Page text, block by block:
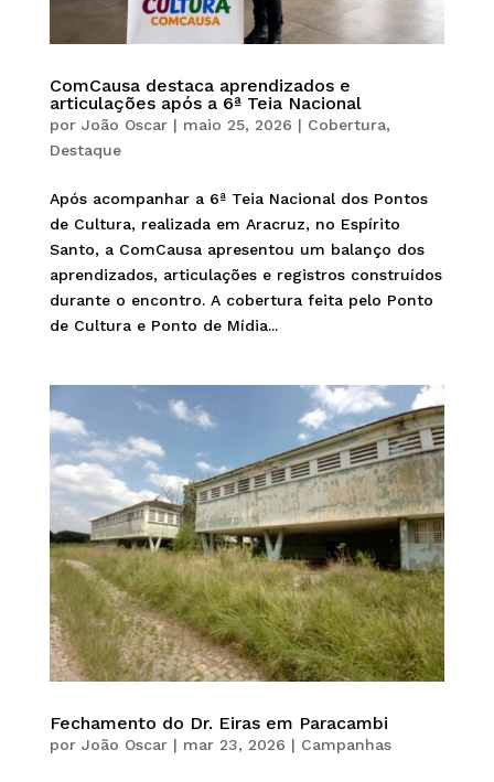
ComCausa destaca aprendizados e
articulações após a 6ª Teia Nacional
por João Oscar| maio 25, 2026 | Cobertura,
Destaque
Após acompanhar a 6ª Teia Nacional dos Pontos
de Cultura, realizada em Aracruz, no Espírito
Santo, a ComCausa apresentou um balanço dos
aprendizados, articulações e registros construídos
durante o encontro. A cobertura feita pelo Ponto
de Cultura e Ponto de Mídia...
Fechamento do Dr. Eiras em Paracambi
por João Oscar| mar 23, 2026 | Campanhas